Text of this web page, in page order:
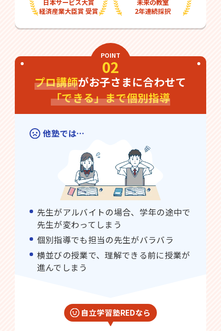
日本サービス大賞
経済産業大臣賞 受賞
未来の教室
2年連続採択
POINT
02
プロ講師がお子さまに合わせて
「できる」まで個別指導
他塾では…
先生がアルバイトの場合、学年の途中で
先生が変わってしまう
個別指導でも担当の先生がバラバラ
横並びの授業で、理解できる前に授業が
進んでしまう
自立学習塾REDなら